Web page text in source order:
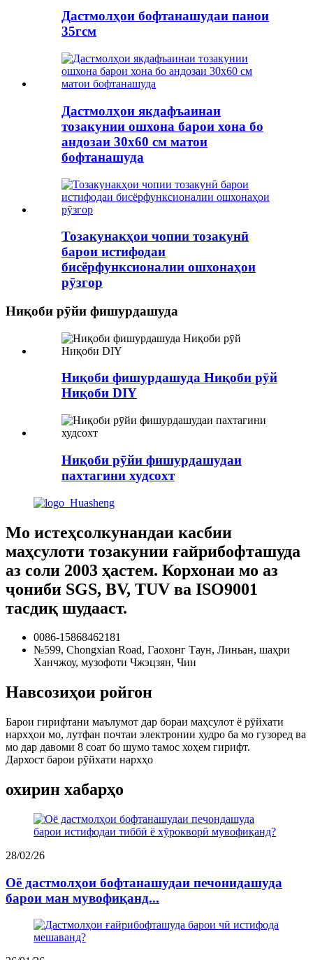
Дастмолҳои бофтанашудаи панои
35гсм
Дастмолҳои якдафъаинаи
тозакунии ошхона барои хона бо
андозаи 30x60 см матои
бофтанашуда
Тозакунакҳои чопии тозакунӣ
барои истифодаи
бисёрфунксионалии ошхонаҳои
рӯзгор
Ниқоби рӯйи фишурдашуда
Ниқоби фишурдашуда Ниқоби рӯй
Ниқоби DIY
Ниқоби рӯйи фишурдашудаи
пахтагини худсохт
Мо истеҳсолкунандаи касбии
маҳсулоти тозакунии ғайрибофташуда
аз соли 2003 ҳастем. Корхонаи мо аз
ҷониби SGS, BV, TUV ва ISO9001
тасдиқ шудааст.
0086-15868462181
№599, Chongxian Road, Гаохонг Таун, Линьан, шаҳри
Ханчжоу, музофоти Чжэцзян, Чин
Навсозиҳои ройгон
Барои гирифтани маълумот дар бораи маҳсулот ё рӯйхати
нархҳои мо, лутфан почтаи электронии худро ба мо гузоред ва
мо дар давоми 8 соат бо шумо тамос хоҳем гирифт.
Дархост барои рӯйхати нархҳо
охирин хабарҳо
28/02/26
Оё дастмолҳои бофтанашудаи печонидашуда
барои ман мувофиқанд...